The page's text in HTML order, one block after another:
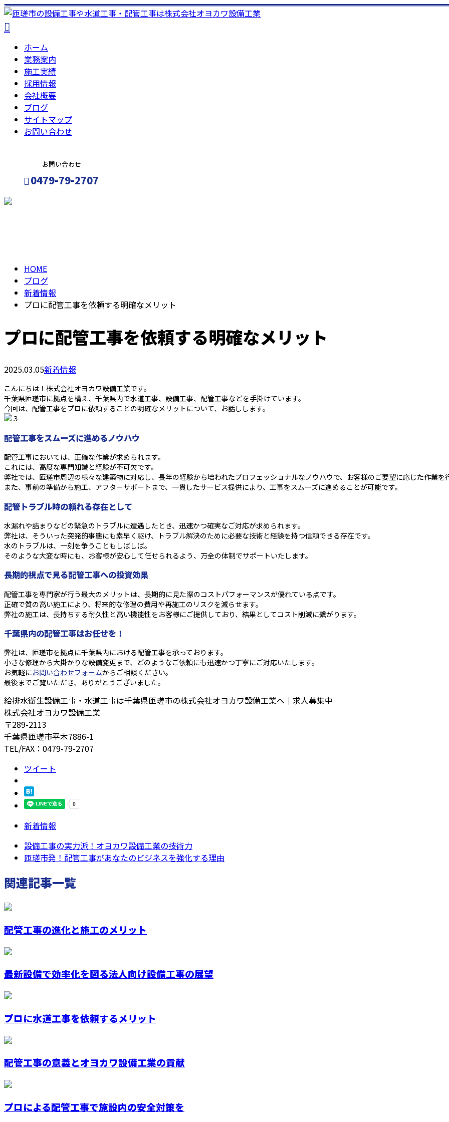
ホーム
業務案内
施工実績
採用情報
会社概要
ブログ
サイトマップ
お問い合わせ
お問い合わせ
0479-79-2707
HOME
ブログ
新着情報
プロに配管工事を依頼する明確なメリット
プロに配管工事を依頼する明確なメリット
2025.03.05新着情報
こんにちは！株式会社オヨカワ設備工業です。
千葉県匝瑳市に拠点を構え、千葉県内で水道工事、設備工事、配管工事などを手掛けています。
今回は、配管工事をプロに依頼することの明確なメリットについて、お話しします。
配管工事をスムーズに進めるノウハウ
配管工事においては、正確な作業が求められます。
これには、高度な専門知識と経験が不可欠です。
弊社では、匝瑳市周辺の様々な建築物に対応し、長年の経験から培われたプロフェッショナルなノウハウで、お客様のご要望に応じた作業を
また、事前の準備から施工、アフターサポートまで、一貫したサービス提供により、工事をスムーズに進めることが可能です。
配管トラブル時の頼れる存在として
水漏れや詰まりなどの緊急のトラブルに遭遇したとき、迅速かつ確実なご対応が求められます。
弊社は、そういった突発的事態にも素早く駆け、トラブル解決のために必要な技術と経験を持つ信頼できる存在です。
水のトラブルは、一刻を争うこともしばしば。
そのような大変な時にも、お客様が安心して任せられるよう、万全の体制でサポートいたします。
長期的視点で見る配管工事への投資効果
配管工事を専門家が行う最大のメリットは、長期的に見た際のコストパフォーマンスが優れている点です。
正確で質の高い施工により、将来的な修理の費用や再施工のリスクを減らせます。
弊社の施工は、長持ちする耐久性と高い機能性をお客様にご提供しており、結果としてコスト削減に繋がります。
千葉県内の配管工事はお任せを！
弊社は、匝瑳市を拠点に千葉県内における配管工事を承っております。
小さな修理から大掛かりな設備変更まで、どのようなご依頼にも迅速かつ丁寧にご対応いたします。
お気軽にお問い合わせフォームからご相談ください。
最後までご覧いただき、ありがとうございました。
給排水衛生設備工事・水道工事は千葉県匝瑳市の株式会社オヨカワ設備工業へ｜求人募集中
株式会社オヨカワ設備工業
〒289-2113
千葉県匝瑳市平木7886-1
TEL/FAX：0479-79-2707
ツイート
新着情報
設備工事の実力派！オヨカワ設備工業の技術力
匝瑳市発！配管工事があなたのビジネスを強化する理由
関連記事一覧
配管工事の進化と施工のメリット
最新設備で効率化を図る法人向け設備工事の展望
プロに水道工事を依頼するメリット
配管工事の意義とオヨカワ設備工業の貢献
プロによる配管工事で施設内の安全対策を